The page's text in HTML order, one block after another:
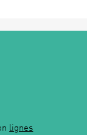
lignes